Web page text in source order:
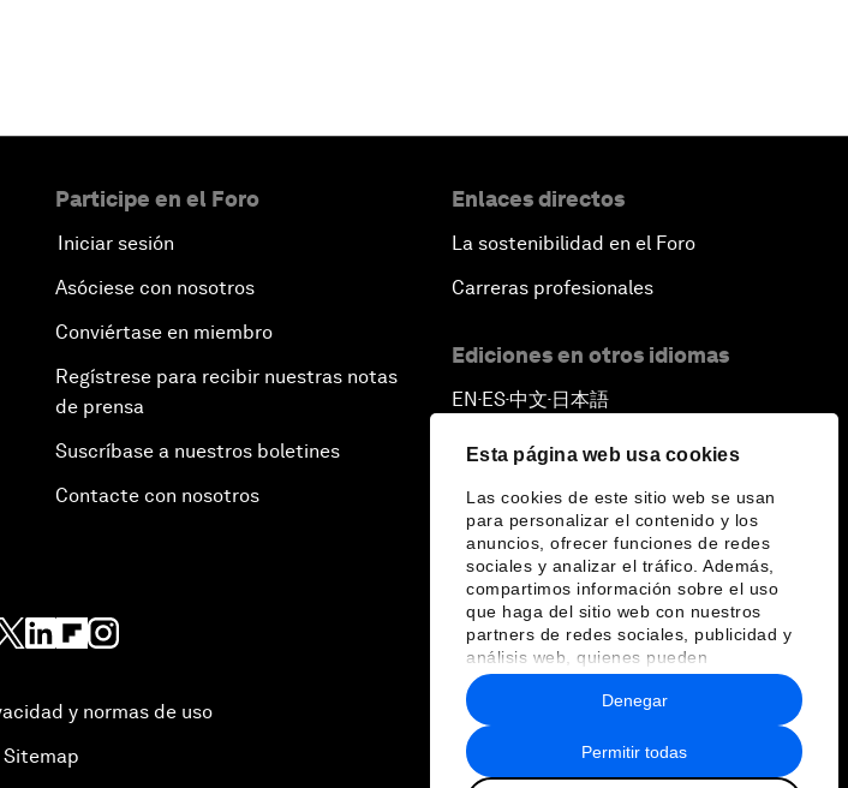
Esta página web usa cookies
Las cookies de este sitio web se usan
para personalizar el contenido y los
anuncios, ofrecer funciones de redes
sociales y analizar el tráfico. Además,
compartimos información sobre el uso
que haga del sitio web con nuestros
partners de redes sociales, publicidad y
análisis web, quienes pueden
combinarla con otra información que les
haya proporcionado o que hayan
recopilado a partir del uso que haya
hecho de sus servicios.
Permitir todas
Denegar
Participe en el Foro
Iniciar sesión
Asóciese con nosotros
Conviértase en miembro
Regístrese para recibir nuestras notas
de prensa
Suscríbase a nuestros boletines
Contacte con nosotros
Enlaces directos
La sostenibilidad en el Foro
Carreras profesionales
Ediciones en otros idiomas
EN ▪ES▪中文▪ 日本語
y normas de uso
Sitemap